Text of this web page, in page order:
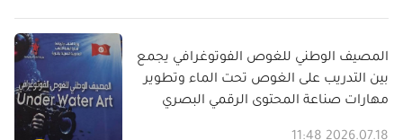
المصيف الوطني للغوص الفوتوغرافي يجمع
بين التدريب على الغوص تحت الماء وتطوير
مهارات صناعة المحتوى الرقمي البصري